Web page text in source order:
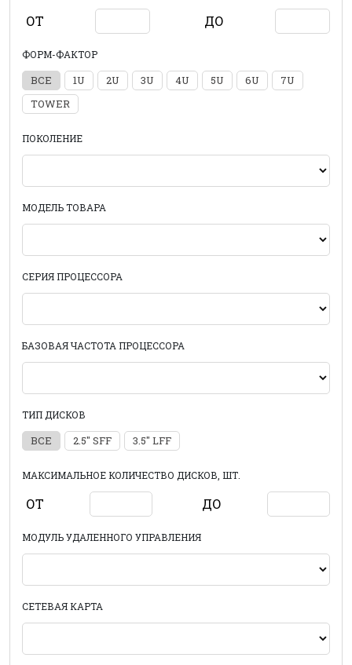
ОТ ДО
ФОРМ-ФАКТОР
ВСЕ 1U 2U 3U 4U 5U 6U
7U
TOWER
ПОКОЛЕНИЕ
МОДЕЛЬ ТОВАРА
СЕРИЯ ПРОЦЕССОРА
БАЗОВАЯ ЧАСТОТА ПРОЦЕССОРА
ТИП ДИСКОВ
ВСЕ 2.5" SFF 3.5" LFF
МАКСИМАЛЬНОЕ КОЛИЧЕСТВО ДИСКОВ, ШТ.
ОТ ДО
МОДУЛЬ УДАЛЕННОГО УПРАВЛЕНИЯ
СЕТЕВАЯ КАРТА